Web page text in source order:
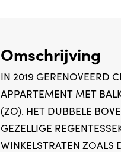
Omschrijving
IN 2019 GERENOVEERD
APPARTEMENT MET
(ZO). HET DUBBELE
GEZELLIGE
WINKELSTRATEN ZOALS